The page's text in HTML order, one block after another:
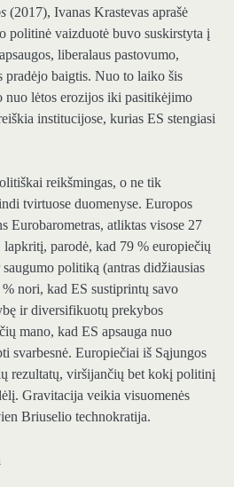
(2017), Ivanas Krastevas aprašė
politinė vaizduotė buvo suskirstyta į
liberalaus pastovumo,
pradėjo baigtis. Nuo to laiko šis
nuo lėtos erozijos iki pasitikėjimo
institucijose, kurias ES stengiasi
reikšmingas, o ne tik
tvirtuose duomenyse. Europos
Eurobarometras, atliktas visose 27
lapkritį, parodė, kad 79 % europiečių
politiką (antras didžiausias
nori, kad ES sustiprintų savo
ir diversifikuotų prekybos
mano, kad ES apsauga nuo
svarbesnė. Europiečiai iš Sąjungos
rezultatų, viršijančių bet kokį politinį
Gravitacija veikia visuomenės
Briuselio technokratija.